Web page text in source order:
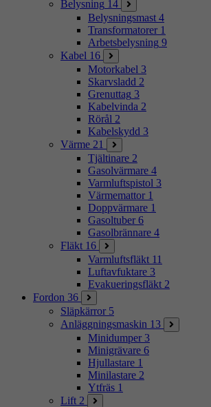
Belysning 14
Belysningsmast 4
Transformatorer 1
Arbetsbelysning 9
Kabel 16
Motorkabel 3
Skarvsladd 2
Grenuttag 3
Kabelvinda 2
Rörål 2
Kabelskydd 3
Värme 21
Tjältinare 2
Gasolvärmare 4
Varmluftspistol 3
Värmemattor 1
Doppvärmare 1
Gasoltuber 6
Gasolbrännare 4
Fläkt 16
Varmluftsfläkt 11
Luftavfuktare 3
Evakueringsfläkt 2
Fordon 36
Släpkärror 5
Anläggningsmaskin 13
Minidumper 3
Minigrävare 6
Hjullastare 1
Minilastare 2
Ytfräs 1
Lift 2